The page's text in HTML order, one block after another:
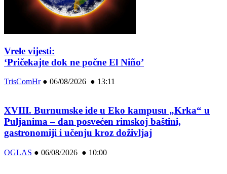
Vrele vijesti:
‘Pričekajte dok ne počne El Niño’
TrisComHr● 06/08/2026 ● 13:11
XVIII. Burnumske ide u Eko kampusu „Krka“ u
Puljanima – dan posvećen rimskoj baštini,
gastronomiji i učenju kroz doživljaj
OGLAS ● 06/08/2026 ● 10:00